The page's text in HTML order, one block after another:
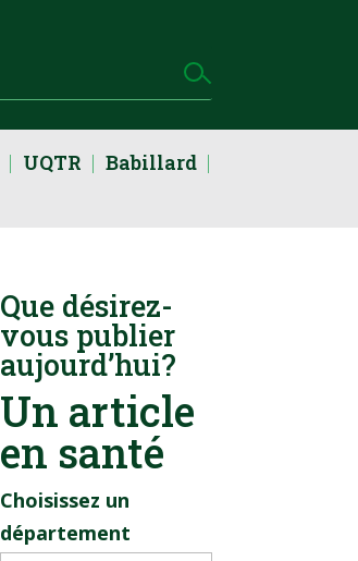
UQTR
Babillard
Que désirez-
vous publier
aujourd’hui?
Un article
en santé
Choisissez un
département